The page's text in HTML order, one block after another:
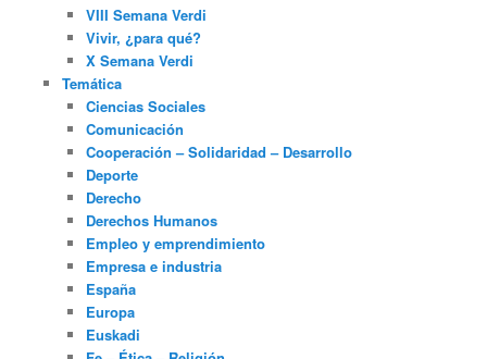
VIII Semana Verdi
Vivir, ¿para qué?
X Semana Verdi
Temática
Ciencias Sociales
Comunicación
Cooperación – Solidaridad – Desarrollo
Deporte
Derecho
Derechos Humanos
Empleo y emprendimiento
Empresa e industria
España
Europa
Euskadi